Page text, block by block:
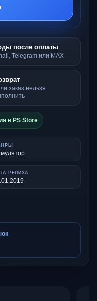
после оплаты
Telegram или MAX
заказ нельзя
в PS Store
РЕЛИЗА